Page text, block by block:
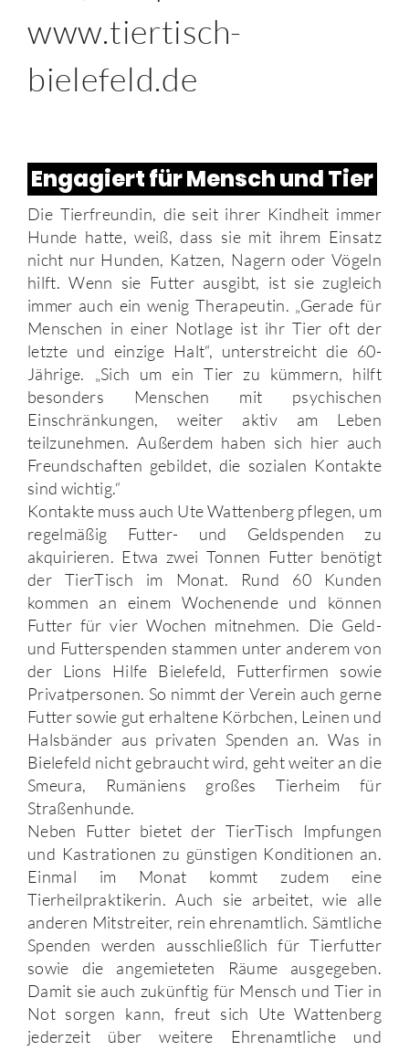
www.tiertisch-
bielefeld.de
Engagiert für Mensch und Tier
Die Tierfreundin, die seit ihrer Kindheit immer
Hunde hatte, weiß, dass sie mit ihrem Einsatz
nicht nur Hunden, Katzen, Nagern oder Vögeln
hilft. Wenn sie Futter ausgibt, ist sie zugleich
immer auch ein wenig Therapeutin. „Gerade für
Menschen in einer Notlage ist ihr Tier oft der
letzte und einzige Halt“, unterstreicht die 60-
Jährige. „Sich um ein Tier zu kümmern, hilft
besonders Menschen mit psychischen
Einschränkungen, weiter aktiv am Leben
teilzunehmen. Außerdem haben sich hier auch
Freundschaften gebildet, die sozialen Kontakte
sind wichtig.“
Kontakte muss auch Ute Wattenberg pflegen, um
regelmäßig Futter- und Geldspenden zu
akquirieren. Etwa zwei Tonnen Futter benötigt
der TierTisch im Monat. Rund 60 Kunden
kommen an einem Wochenende und können
Futter für vier Wochen mitnehmen. Die Geld-
und Futterspenden stammen unter anderem von
der Lions Hilfe Bielefeld, Futterfirmen sowie
Privatpersonen. So nimmt der Verein auch gerne
Futter sowie gut erhaltene Körbchen, Leinen und
Halsbänder aus privaten Spenden an. Was in
Bielefeld nicht gebraucht wird, geht weiter an die
Smeura, Rumäniens großes Tierheim für
Straßenhunde.
Neben Futter bietet der TierTisch Impfungen
und Kastrationen zu günstigen Konditionen an.
Einmal im Monat kommt zudem eine
Tierheilpraktikerin. Auch sie arbeitet, wie alle
anderen Mitstreiter, rein ehrenamtlich. Sämtliche
Spenden werden ausschließlich für Tierfutter
sowie die angemieteten Räume ausgegeben.
Damit sie auch zukünftig für Mensch und Tier in
Not sorgen kann, freut sich Ute Wattenberg
jederzeit über weitere Ehrenamtliche und